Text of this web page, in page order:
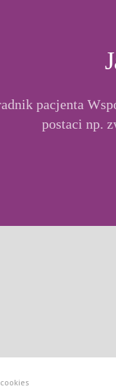
pacjenta
postaci np.